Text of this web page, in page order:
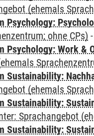
(ehemals
Psychology:
ohne CPs) -
Psychology: Work &
Sustainability:
(ehemals
Sustainability:
Sprachangebot
Sustainability: